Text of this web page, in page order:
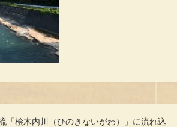
「桧木内川（ひのきないがわ）」に流れ込